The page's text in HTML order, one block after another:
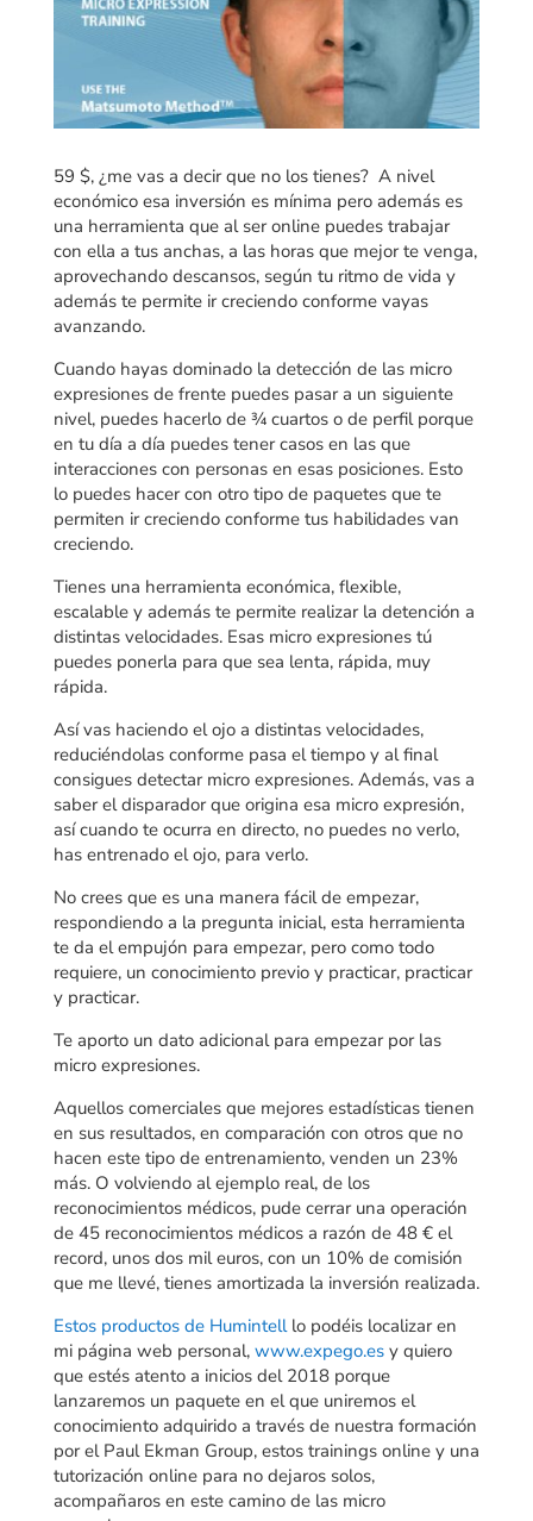
59 $, ¿me vas a decir que no los tienes? A nivel
económico esa inversión es mínima pero además es
una herramienta que al ser online puedes trabajar
con ella a tus anchas, a las horas que mejor te venga,
aprovechando descansos, según tu ritmo de vida y
además te permite ir creciendo conforme vayas
avanzando.
Cuando hayas dominado la detección de las micro
expresiones de frente puedes pasar a un siguiente
nivel, puedes hacerlo de ¾ cuartos o de perfil porque
en tu día a día puedes tener casos en las que
interacciones con personas en esas posiciones. Esto
lo puedes hacer con otro tipo de paquetes que te
permiten ir creciendo conforme tus habilidades van
creciendo.
Tienes una herramienta económica, flexible,
escalable y además te permite realizar la detención a
distintas velocidades. Esas micro expresiones tú
puedes ponerla para que sea lenta, rápida, muy
rápida.
Así vas haciendo el ojo a distintas velocidades,
reduciéndolas conforme pasa el tiempo y al final
consigues detectar micro expresiones. Además, vas a
saber el disparador que origina esa micro expresión,
así cuando te ocurra en directo, no puedes no verlo,
has entrenado el ojo, para verlo.
No crees que es una manera fácil de empezar,
respondiendo a la pregunta inicial, esta herramienta
te da el empujón para empezar, pero como todo
requiere, un conocimiento previo y practicar, practicar
y practicar.
Te aporto un dato adicional para empezar por las
micro expresiones.
Aquellos comerciales que mejores estadísticas tienen
en sus resultados, en comparación con otros que no
hacen este tipo de entrenamiento, venden un 23%
más. O volviendo al ejemplo real, de los
reconocimientos médicos, pude cerrar una operación
de 45 reconocimientos médicos a razón de 48 € el
record, unos dos mil euros, con un 10% de comisión
que me llevé, tienes amortizada la inversión realizada.
Estos productos de Humintelllo podéis localizar en
mi página web personal, www.expego.esy quiero
que estés atento a inicios del 2018 porque
lanzaremos un paquete en el que uniremos el
conocimiento adquirido a través de nuestra formación
por el Paul Ekman Group, estos trainings online y una
tutorización online para no dejaros solos,
acompañaros en este camino de las micro